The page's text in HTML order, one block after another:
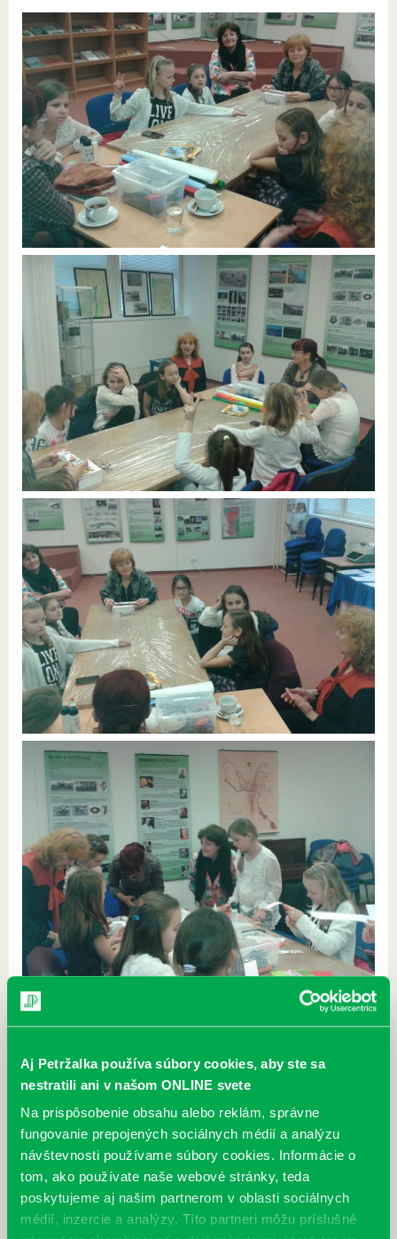
Aj Petržalka používa súbory cookies, aby ste sa
nestratili ani v našom ONLINE svete
Na prispôsobenie obsahu alebo reklám, správne
fungovanie prepojených sociálnych médií a analýzu
návštevnosti používame súbory cookies. Informácie o
tom, ako používate naše webové stránky, teda
poskytujeme aj našim partnerom v oblasti sociálnych
médií, inzercie a analýzy. Títo partneri môžu príslušné